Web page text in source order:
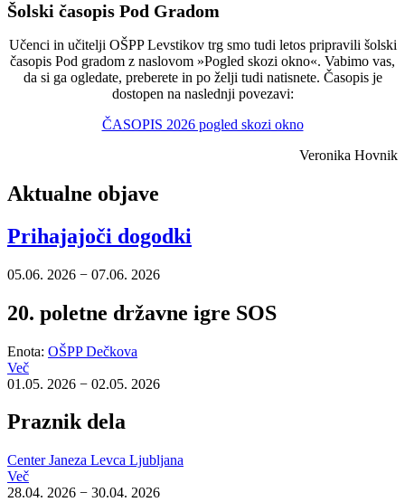
Šolski časopis Pod Gradom
Učenci in učitelji OŠPP Levstikov trg smo tudi letos pripravili šolski
časopis Pod gradom z naslovom »Pogled skozi okno«. Vabimo vas,
da si ga ogledate, preberete in po želji tudi natisnete. Časopis je
dostopen na naslednji povezavi:
ČASOPIS 2026 pogled skozi okno
Veronika Hovnik
Aktualne objave
Prihajajoči dogodki
05.06. 2026 − 07.06. 2026
20. poletne državne igre SOS
Enota: OŠPP Dečkova
Več
01.05. 2026 − 02.05. 2026
Praznik dela
Center Janeza Levca Ljubljana
Več
28.04. 2026 − 30.04. 2026